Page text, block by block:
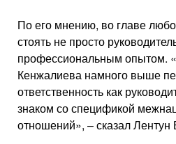
По его мнению, во главе
стоять не просто
профессиональным опытом.
Кенжалиева намного выше
ответственность как
знаком со спецификой
отношений», – сказал Лентун